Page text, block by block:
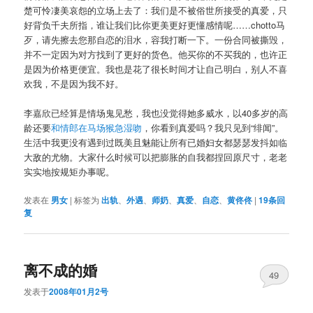
楚可怜凄美哀怨的立场上去了：我们是不被俗世所接受的真爱，只
好背负千夫所指，谁让我们比你更美更好更懂感情呢……chotto马
歹，请先擦去您那自恋的泪水，容我打断一下。一份合同被撕毁，
并不一定因为对方找到了更好的货色。他买你的不买我的，也许正
是因为价格更便宜。我也是花了很长时间才让自己明白，别人不喜
欢我，不是因为我不好。
李嘉欣已经算是情场鬼见愁，我也没觉得她多威水，以40多岁的高
龄还要和情郎在马场猴急湿吻 ，你看到真爱吗？我只见到“绯闻”。
生活中我更没有遇到过既美且魅能让所有已婚妇女都瑟瑟发抖如临
大敌的尤物。大家什么时候可以把膨胀的自我都捏回原尺寸，老老
实实地按规矩办事呢。
发表在 男女 |标签为 出轨 、外遇 师奶 、真爱 自恋 、黄佟佟 |19条回
复
离不成的婚
发表于2008年01月2号
49